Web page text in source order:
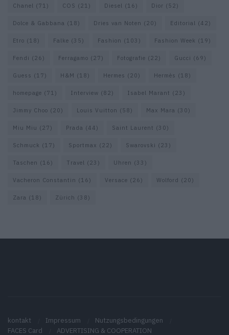
Chanel (71) COS (21) Diesel (16) Dior (52)
Dolce & Gabbana (18) Dries van Noten (20) Editorial (42)
Etro (18) Falke (35) Fashion (103) Fashion Week (19)
Fendi (26) Ferragamo (27) Fotografie (22) Gucci (69)
Guess (17) H&M (18) Hermes (20) Hermès (18)
homepage (71) Interview (82) Isabel Marant (23)
Jimmy Choo (20) Louis Vuitton (58) Max Mara (30)
Miu Miu (27) Prada (44) Saint Laurent (30)
Schmuck (17) Sportmax (22) Swarovski (23)
Taschen (16) Travel (23) Uhren (33)
Vacheron Constantin (16) Versace (26) Wolford (20)
Zara (18) Zürich (38)
kontakt Impressum
Nutzungsbedingungen
FACES Card
ADVERTISING & COOPERATION